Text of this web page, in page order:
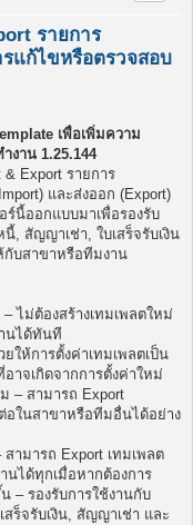
รายการ
รแก้ไขหรือตรวจสอบ
เพื่อเพิ่มความ
งาน 1.25.144
& Export รายการ
และส่งออก (Export)
ร์นี้ออกแบบมาเพื่อรองรับ
, สัญญาเช่า, ใบเสร็จรับเงิน
กับสาขาหรือทีมงาน
ไม่ต้องสร้างเทมเพลตใหม่
นได้ทันที
ให้การตั้งค่าเทมเพลตเป็น
าจเกิดจากการตั้งค่าใหม่
– สามารถ Export
อในสาขาหรือทีมอื่นได้อย่าง
ามารถ Export เทมเพลต
นได้ทุกเมื่อหากต้องการ
– รองรับการใช้งานกับ
สร็จรับเงิน, สัญญาเช่า และ